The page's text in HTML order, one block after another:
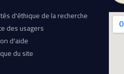
d'éthique de la recherche
des usagers
d'aide
du site